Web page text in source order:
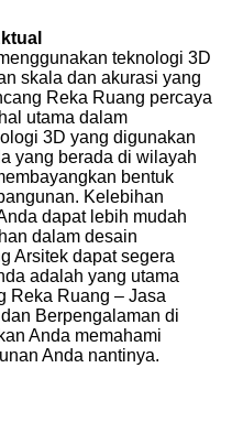
teknologi 3D
skala dan akurasi yang
Reka Ruang percaya
utama dalam
3D yang digunakan
yang berada di wilayah
bentuk
Kelebihan
dapat lebih mudah
dalam desain
Arsitek dapat segera
adalah yang utama
Reka Ruang – Jasa
Berpengalaman di
Anda memahami
Anda nantinya.